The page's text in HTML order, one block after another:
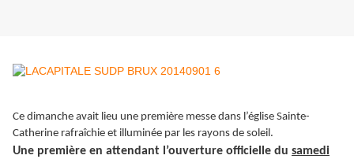
Ce dimanche avait lieu une première messe dans l’église Sainte-
Catherine rafraîchie et illuminée par les rayons de soleil.
Une première en attendant l’ouverture officielle du samedi